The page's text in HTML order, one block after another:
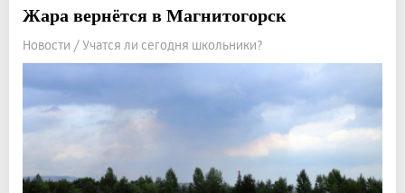
Жара вернётся в Магнитогорск
Новости / Учатся ли сегодня школьники?